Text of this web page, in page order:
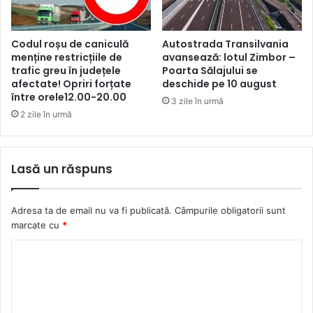
Codul roșu de caniculă
menține restricțiile de
trafic greu în județele
afectate! Opriri forțate
între orele12.00-20.00
2 zile în urmă
Autostrada Transilvania
avansează: lotul Zimbor –
Poarta Sălajului se
deschide pe 10 august
3 zile în urmă
Lasă un răspuns
Adresa ta de email nu va fi publicată. Câmpurile obligatorii sunt
marcate cu *